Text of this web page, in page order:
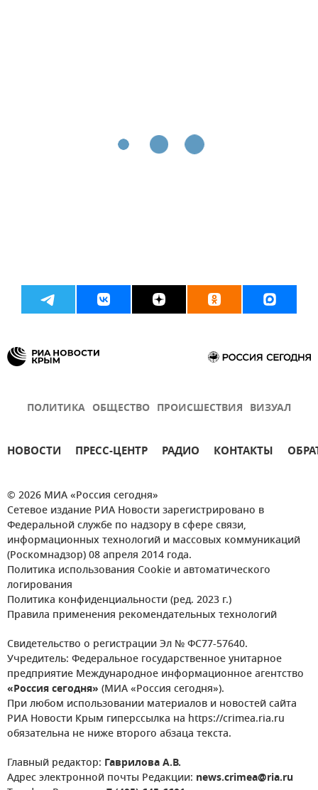
ПОЛИТИКА ОБЩЕСТВО ПРОИСШЕСТВИЯ ВИЗУАЛ
НОВОСТИ ПРЕСС-ЦЕНТР РАДИО КОНТАКТЫ
© 2026 МИА «Россия сегодня»
Сетевое издание РИА Новости зарегистрировано в
Федеральной службе по надзору в сфере связи,
информационных технологий и массовых коммуникаций
(Роскомнадзор) 08 апреля 2014 года.
Политика использования Cookie и автоматического
логирования
Политика конфиденциальности (ред. 2023 г.)
Правила применения рекомендательных технологий
Свидетельство о регистрации Эл № ФС77-57640.
Учредитель: Федеральное государственное унитарное
предприятие Международное информационное агентство
«Россия сегодня» (МИА «Россия сегодня»).
При любом использовании материалов и новостей сайта
РИА Новости Крым гиперссылка на https://crimea.ria.ru
обязательна не ниже второго абзаца текста.
Главный редактор: Гаврилова А.В.
Адрес электронной почты Редакции: news.crimea@ria.ru